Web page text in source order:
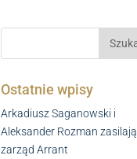
Ostatnie wpisy
Arkadiusz Saganowski i
Aleksander Rozman zasilają
zarząd Arrant